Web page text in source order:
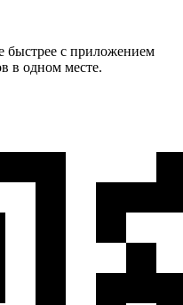
быстрее с приложением
в одном месте.